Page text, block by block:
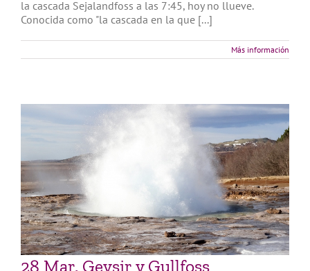
la cascada Sejalandfoss a las 7:45, hoy no llueve.
Conocida como "la cascada en la que [...]
Más información
28 Mar. Geysir y Gullfoss